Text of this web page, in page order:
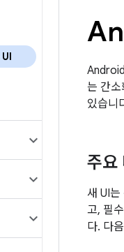
는 간
있습니
주요
새 UI는
고, 필
다. 다